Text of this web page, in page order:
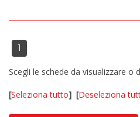
1
Scegli le schede da visualizzare o
[Seleziona tutto] [Deseleziona